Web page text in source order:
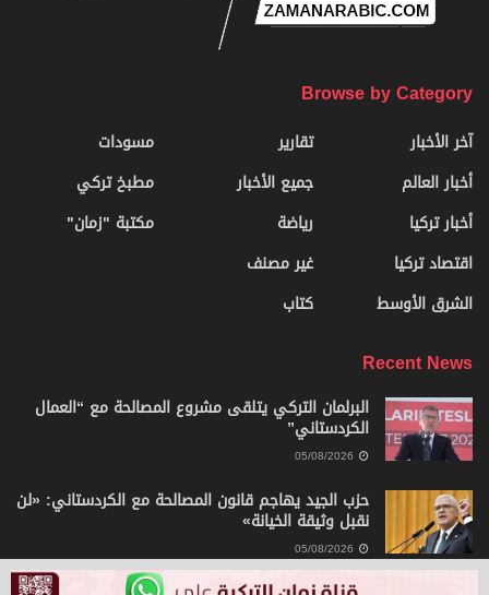
Browse by Category
آخر الأخبار
أخبار العالم
أخبار تركيا
اقتصاد تركيا
الشرق الأوسط
تقارير
جميع الأخبار
رياضة
غير مصنف
كتاب
مسودات
مطبخ تركي
مكتبة "زمان"
Recent News
البرلمان التركي يتلقى مشروع المصالحة مع “العمال
الكردستاني”
حزب الجيد يهاجم قانون المصالحة مع الكردستاني: «لن
نقبل وثيقة الخيانة»